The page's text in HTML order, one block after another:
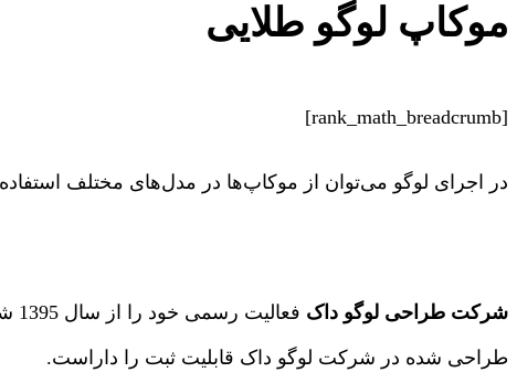
موکاپ لوگو طلایی
[rank_math_breadcrumb]
در اجرای لوگو می‌توان از موکاپ‌ها در مدل‌های مختلف
شرکت طراحی لوگو داک
طراحی شده در شرکت لوگو داک قابلیت ثبت را داراست.